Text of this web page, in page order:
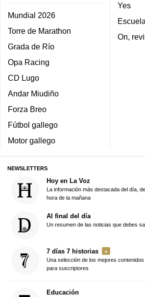
Mundial 2026
Torre de Marathon
Grada de Río
Opa Racing
CD Lugo
Andar Miudiño
Forza Breo
Fútbol gallego
Motor gallego
Yes
Escuela
On,
NEWSLETTERS
Hoy en La Voz
La información más destacada del día,
hora de la mañana
Al final del día
Un resumen de las noticias que debes
7 días 7 historias
Una selección de los mejores
para suscriptores
Educación